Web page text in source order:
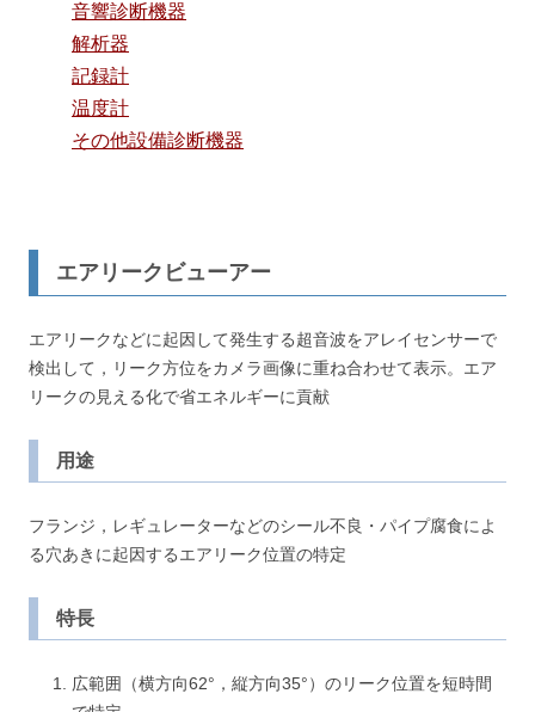
音響診断機器
解析器
記録計
温度計
その他設備診断機器
エアリークビューアー
エアリークなどに起因して発生する超音波をアレイセンサーで
検出して，リーク方位をカメラ画像に重ね合わせて表示。エア
リークの見える化で省エネルギーに貢献
用途
フランジ，レギュレーターなどのシール不良・パイプ腐食によ
る穴あきに起因するエアリーク位置の特定
特長
広範囲（横方向62°，縦方向35°）のリーク位置を短時間